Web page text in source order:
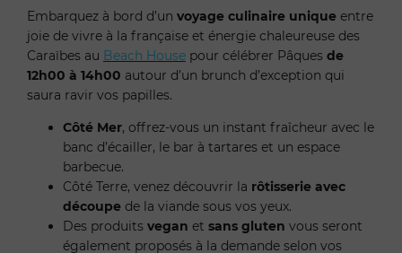
Embarquez à bord d’un voyage culinaire unique entre
joie de vivre à la française et énergie chaleureuse des
Caraïbes au Beach House pour célébrer Pâques de
12h00 à 14h00 autour d’un brunch d’exception qui
saura ravir vos papilles.
Côté Mer, offrez-vous un instant fraîcheur avec le
banc d’écailler, le bar à tartares et un espace
barbecue.
Côté Terre, venez découvrir la rôtisserie avec
découpe de la viande sous vos yeux.
Des produits vegan et sans gluten vous seront
également proposés à la demande selon vos